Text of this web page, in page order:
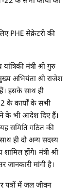
PHE सेक्रेटरी की
मंत्री श्री गुरु
अभियंता श्री राजेश
इसके साथ ही
के कार्यों के सभी
के भी आदेश दिए हैं।
समिति गठित की
ही दो अन्य सदस्य
होंगे। मंत्री श्री
जानकारी मांगी है।
पत्रों में जल जीवन